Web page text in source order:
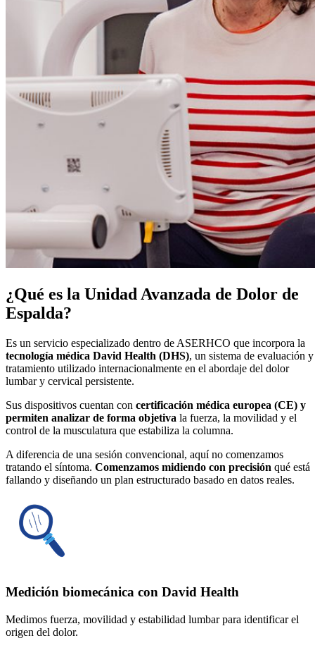
¿Qué es la Unidad Avanzada de Dolor de
Espalda?
Es un servicio especializado dentro de ASERHCO que incorpora la
tecnología médica David Health (DHS), un sistema de evaluación y
tratamiento utilizado internacionalmente en el abordaje del dolor
lumbar y cervical persistente.
Sus dispositivos cuentan con certificación médica europea (CE) y
permiten analizar de forma objetiva la fuerza, la movilidad y el
control de la musculatura que estabiliza la columna.
A diferencia de una sesión convencional, aquí no comenzamos
tratando el síntoma. Comenzamos midiendo con precisión qué está
fallando y diseñando un plan estructurado basado en datos reales.
Medición biomecánica con David Health
Medimos fuerza, movilidad y estabilidad lumbar para identificar el
origen del dolor.